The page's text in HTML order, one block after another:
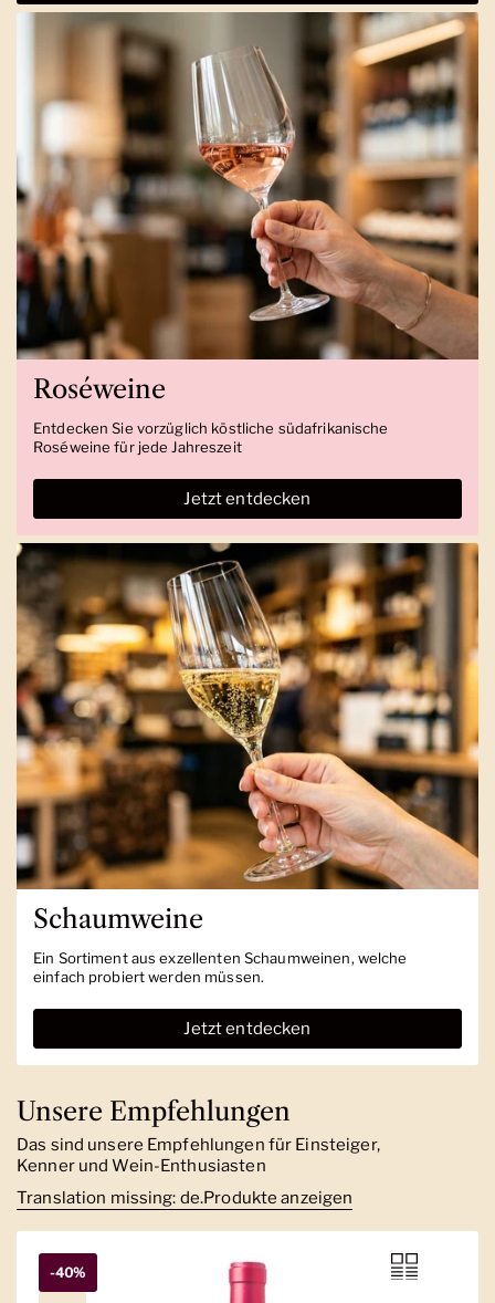
Roséweine
Entdecken Sie vorzüglich köstliche südafrikanische
Roséweine für jede Jahreszeit
Jetzt entdecken
Schaumweine
Ein Sortiment aus exzellenten Schaumweinen, welche
einfach probiert werden müssen.
Jetzt entdecken
Unsere Empfehlungen
Das sind unsere Empfehlungen für Einsteiger,
Kenner und Wein-Enthusiasten
Translation missing: de.Produkte anzeigen
-40%